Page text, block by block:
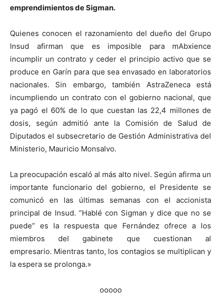
emprendimientos de Sigman.
Quienes conocen el razonamiento del dueño del Grupo
Insud afirman que es imposible para mAbxience
incumplir un contrato y ceder el principio activo que se
produce en Garín para que sea envasado en laboratorios
nacionales. Sin embargo, también AstraZeneca está
incumpliendo un contrato con el gobierno nacional, que
ya pagó el 60% de lo que cuestan las 22,4 millones de
dosis, según admitió ante la Comisión de Salud de
Diputados el subsecretario de Gestión Administrativa del
Ministerio, Mauricio Monsalvo.
La preocupación escaló al más alto nivel. Según afirma un
importante funcionario del gobierno, el Presidente se
comunicó en las últimas semanas con el accionista
principal de Insud. “Hablé con Sigman y dice que no se
puede” es la respuesta que Fernández ofrece a los
miembros del gabinete que cuestionan al
empresario. Mientras tanto, los contagios se multiplican y
la espera se prolonga.»
ooooo